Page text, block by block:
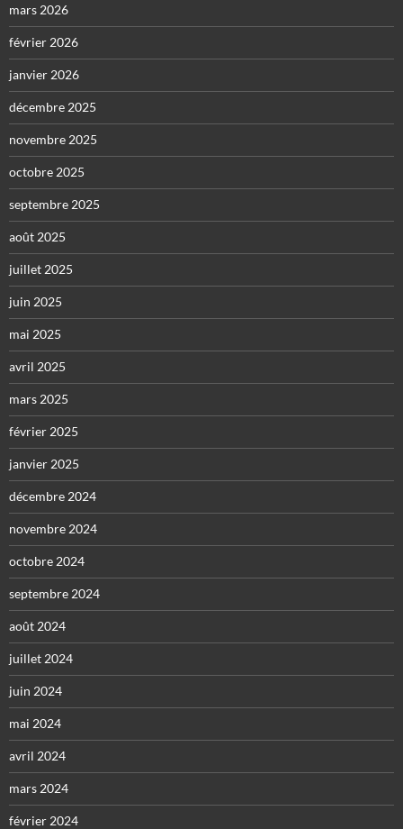
mars 2026
février 2026
janvier 2026
décembre 2025
novembre 2025
octobre 2025
septembre 2025
août 2025
juillet 2025
juin 2025
mai 2025
avril 2025
mars 2025
février 2025
janvier 2025
décembre 2024
novembre 2024
octobre 2024
septembre 2024
août 2024
juillet 2024
juin 2024
mai 2024
avril 2024
mars 2024
février 2024